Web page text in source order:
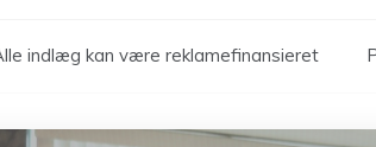
indlæg kan være reklamefinansieret